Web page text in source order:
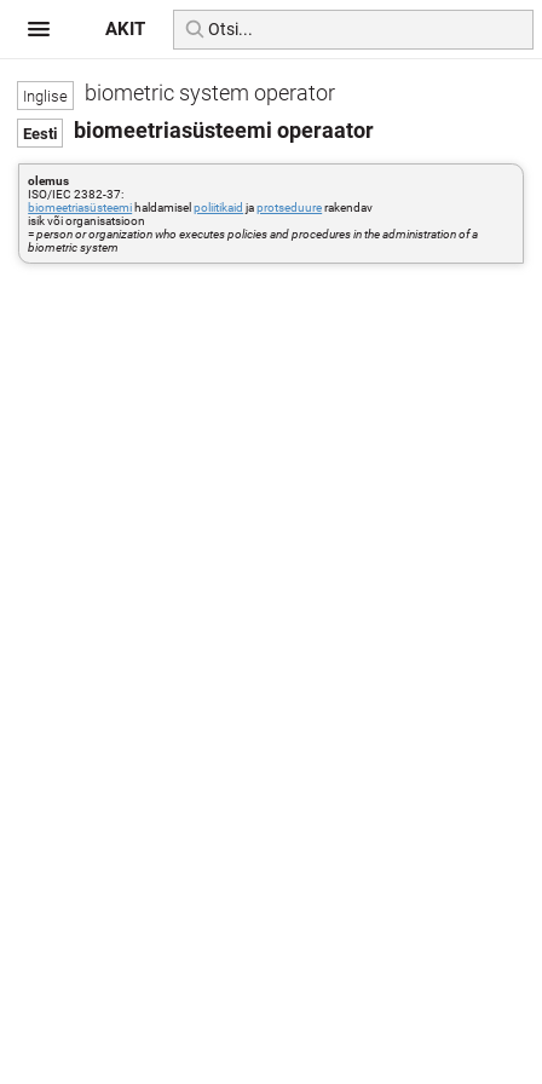
biometric system operator
biomeetriasüsteemi operaator
olemus
ISO/IEC 2382-37:
biomeetriasüsteemi haldamiselpoliitikaid japrotseduurerakendav
isik või organisatsioon
=person or organization who executes policies and procedures in the administration of a
biometric system
AKIT